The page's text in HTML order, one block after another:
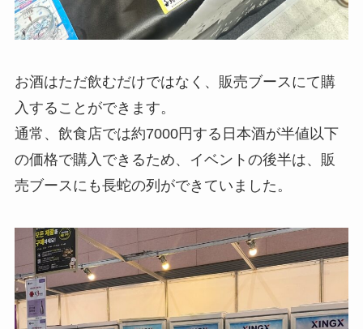
お酒はただ飲むだけではなく、販売ブースにて購
入することができます。
通常、飲食店では約7000円する日本酒が半値以下
の価格で購入できるため、イベントの後半は、販
売ブースにも長蛇の列ができていました。